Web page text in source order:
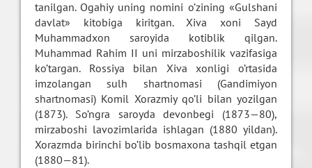
tanilgan. Ogahiy uning nomini o’zining «Gulshani
davlat» kitobiga kiritgan. Xiva xoni Sayd
Muhammadxon saroyida kotiblik qilgan.
Muhammad Rahim II uni mirzaboshilik vazifasiga
ko’targan. Rossiya bilan Xiva xonligi o’rtasida
imzolangan sulh shartnomasi (Gandimiyon
shartnomasi) Komil Xorazmiy qo’li bilan yozilgan
(1873). So’ngra saroyda devonbegi (1873—80),
mirzaboshi lavozimlarida ishlagan (1880 yildan).
Xorazmda birinchi bo’lib bosmaxona tashqil etgan
(1880—81).